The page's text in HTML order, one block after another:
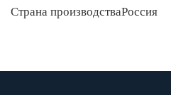
Страна производстваРоссия